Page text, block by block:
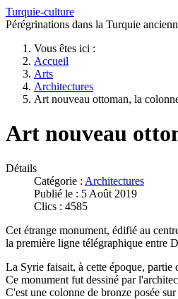
Turquie-culture
Pérégrinations dans la Turquie
Vous êtes ici :
Accueil
Arts
Architectures
Art nouveau ottoman, la
Art nouveau
Détails
Catégorie : Architectures
Publié le : 5 Août 2019
Clics : 4585
Cet étrange monument, édifié au
la première ligne télégraphique entre
La Syrie faisait, à cette époque, partie
Ce monument fut dessiné par
C'est une colonne de bronze posée